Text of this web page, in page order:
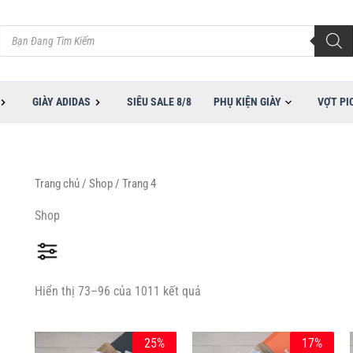
Tìm
kiếm
sản
GIÀY ADIDAS SIÊU SALE 8/8 PHỤ KIỆN GIÀY VỢT
Trang chủ/ Shop/ Trang 4
Shop
Hiển thị 73–96 của 1011 kết quả
xếp
mới
25%
Giá
Giá
17%
Giá
Giá